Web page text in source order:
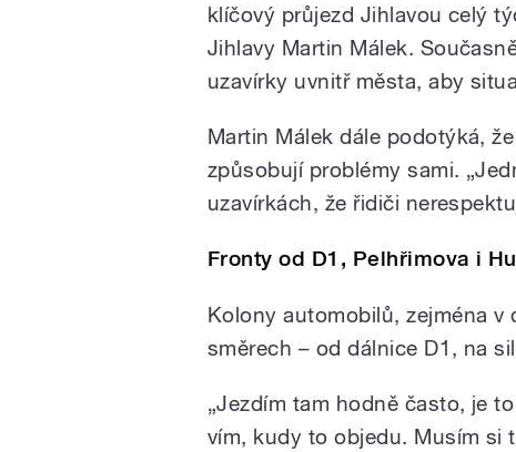
klíčový průjezd Jihlavou celý
Jihlavy Martin Málek.
uzavírky uvnitř města, aby
Martin Málek dále podotýká,
způsobují problémy sami.
uzavírkách, že řidiči
Fronty od D1, Pelhřimova i
Kolony automobilů, zejména v
směrech – od dálnice D1, na
„Jezdím tam hodně často, je
vím, kudy to objedu. Musím si